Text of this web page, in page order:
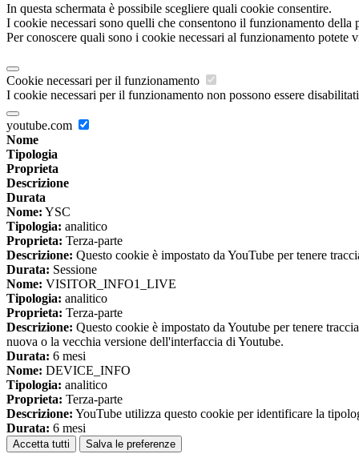
In questa schermata è possibile scegliere quali cookie consentire.
I cookie necessari sono quelli che consentono il funzionamento
Per conoscere quali sono i cookie necessari al funzionamento potete
Cookie necessari per il funzionamento
I cookie necessari per il funzionamento non possono essere
youtube.com
Nome
Tipologia
Proprieta
Descrizione
Durata
Nome: YSC
Tipologia: analitico
Proprieta: Terza-parte
Descrizione: Questo cookie è impostato da YouTube per tenere
Durata: Sessione
Nome: VISITOR_INFO1_LIVE
Tipologia: analitico
Proprieta: Terza-parte
Descrizione: Questo cookie è impostato da Youtube per tenere
nuova o la vecchia versione dell'interfaccia di Youtube.
Durata: 6 mesi
Nome: DEVICE_INFO
Tipologia: analitico
Proprieta: Terza-parte
Descrizione: YouTube utilizza questo cookie per identificare la
Durata: 6 mesi
Accetta tutti Salva le preferenze